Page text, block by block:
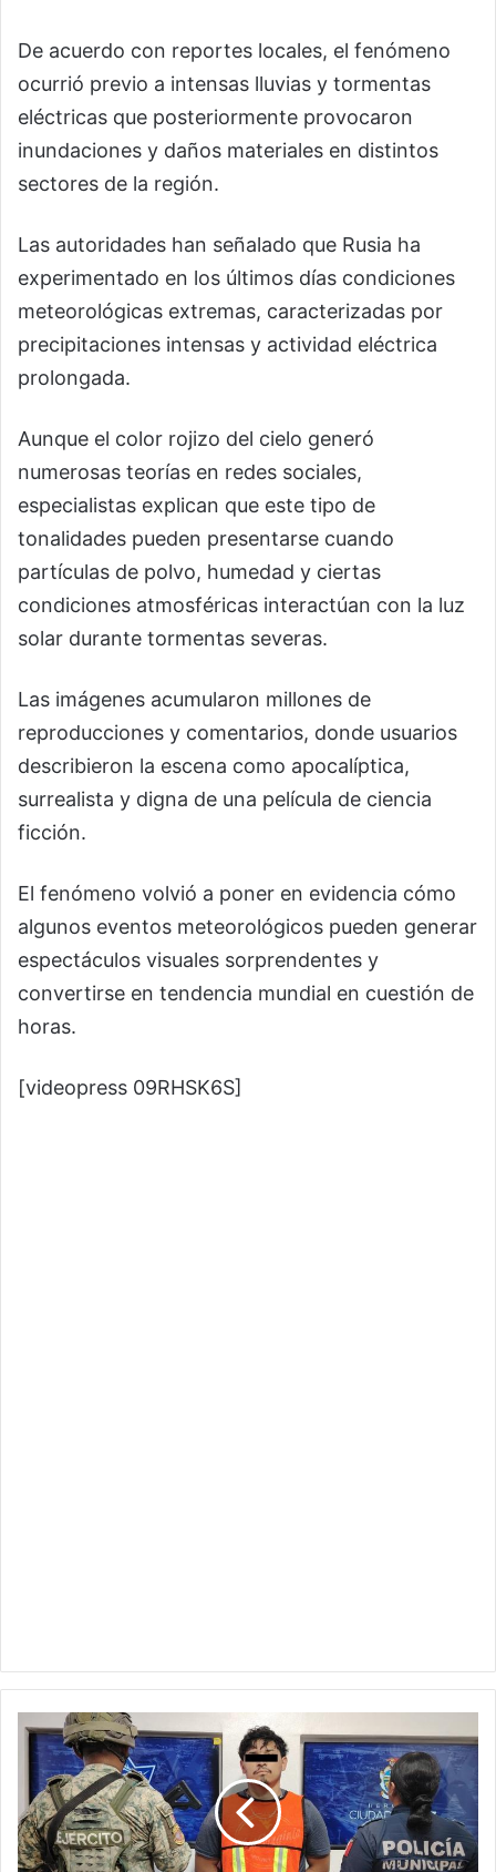
De acuerdo con reportes locales, el fenómeno
ocurrió previo a intensas lluvias y tormentas
eléctricas que posteriormente provocaron
inundaciones y daños materiales en distintos
sectores de la región.
Las autoridades han señalado que Rusia ha
experimentado en los últimos días condiciones
meteorológicas extremas, caracterizadas por
precipitaciones intensas y actividad eléctrica
prolongada.
Aunque el color rojizo del cielo generó
numerosas teorías en redes sociales,
especialistas explican que este tipo de
tonalidades pueden presentarse cuando
partículas de polvo, humedad y ciertas
condiciones atmosféricas interactúan con la luz
solar durante tormentas severas.
Las imágenes acumularon millones de
reproducciones y comentarios, donde usuarios
describieron la escena como apocalíptica,
surrealista y digna de una película de ciencia
ficción.
El fenómeno volvió a poner en evidencia cómo
algunos eventos meteorológicos pueden generar
espectáculos visuales sorprendentes y
convertirse en tendencia mundial en cuestión de
horas.
[videopress 09RHSK6S]
auto
su
pareja,
intentó